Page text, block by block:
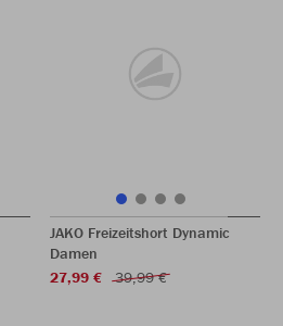
JAKO Freizeitshort Dynamic
Damen
27,99 €
39,99 €